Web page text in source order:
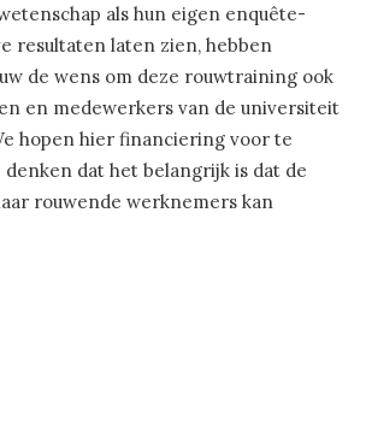
als hun eigen enquête-
resultaten laten zien, hebben
de wens om deze rouwtraining ook
en medewerkers van de universiteit
hopen hier financiering voor te
dat het belangrijk is dat de
rouwende werknemers kan